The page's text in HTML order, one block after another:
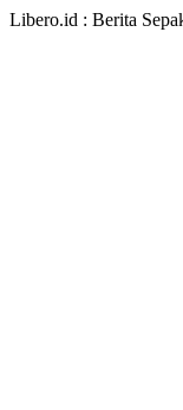
Libero.id : Berita